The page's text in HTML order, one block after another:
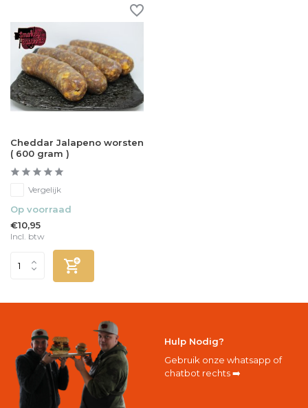
Cheddar Jalapeno worsten
( 600 gram )
Vergelijk
Op voorraad
€10,95
Incl. btw
Hulp Nodig?
Gebruik onze whatsapp of
chatbot rechts ➡️